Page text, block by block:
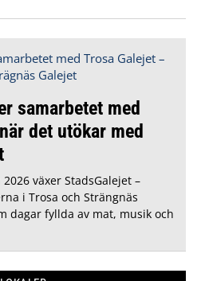
samarbetet med
det utökar med
växer StadsGalejet –
i Trosa och Strängnäs
dagar fyllda av mat, musik och